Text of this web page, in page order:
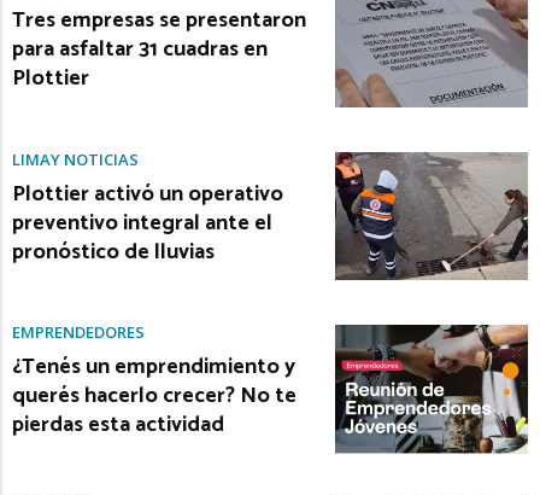
Tres empresas se presentaron
para asfaltar 31 cuadras en
Plottier
LIMAY NOTICIAS
Plottier activó un operativo
preventivo integral ante el
pronóstico de lluvias
EMPRENDEDORES
¿Tenés un emprendimiento y
querés hacerlo crecer? No te
pierdas esta actividad